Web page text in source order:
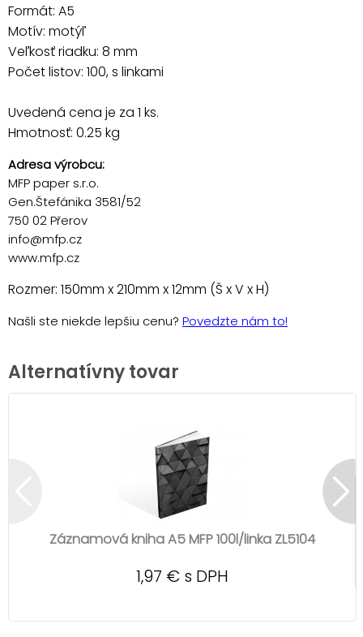
Formát: A5
Motív: motýľ
Veľkosť riadku: 8 mm
Počet listov: 100, s linkami
Uvedená cena je za 1 ks.
Hmotnosť: 0.25 kg
Adresa výrobcu:
MFP paper s.r.o.
Gen.Štefánika 3581/52
750 02 Přerov
info@mfp.cz
www.mfp.cz
Rozmer: 150mm x 210mm x 12mm (Š x V x H)
Našli ste niekde lepšiu cenu? Povedzte nám to!
Alternatívny tovar
Záznamová kniha A5 MFP 100l/linka ZL5104
1,97 € s DPH